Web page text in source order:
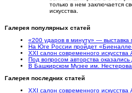
только в нем заключается
искусства.
Галерея популярных статей
«200 ударов в минуту» —
На Юге России пройдет
XXI салон современного искусства
Под вопросом авторства
В Башкирском Музее им.
Галерея последних статей
XXI салон современного искусства